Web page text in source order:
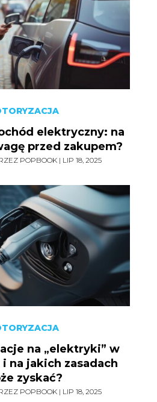
elektryczny: na
przed zakupem?
POPBOOK | LIP 18, 2025
na „elektryki” w
na jakich zasadach
zyskać?
POPBOOK | LIP 18, 2025